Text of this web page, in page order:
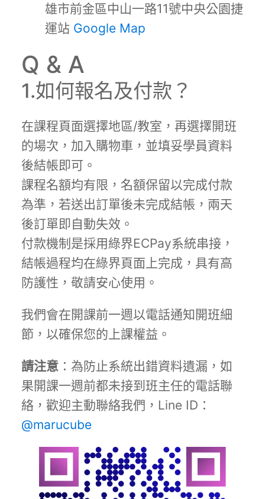
雄市前金區中山一路11號中央公園捷
運站 Google Map
Q & A
1.如何報名及付款？
在課程頁面選擇地區/教室，再選擇開班
的場次，加入購物車，並填妥學員資料
後結帳即可。
課程名額均有限，名額保留以完成付款
為準，若送出訂單後未完成結帳，兩天
後訂單即自動失效。
付款機制是採用綠界ECPay系統串接，
結帳過程均在綠界頁面上完成，具有高
防護性，敬請安心使用。
我們會在開課前一週以電話通知開班細
節，以確保您的上課權益。
請注意 ：為防止系統出錯資料遺漏，如
果開課一週前都未接到班主任的電話聯
絡，歡迎主動聯絡我們，Line ID：
@marucube